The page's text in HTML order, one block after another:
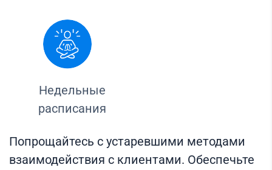
Недельные
расписания
Попрощайтесь с устаревшими методами
взаимодействия с клиентами. Обеспечьте